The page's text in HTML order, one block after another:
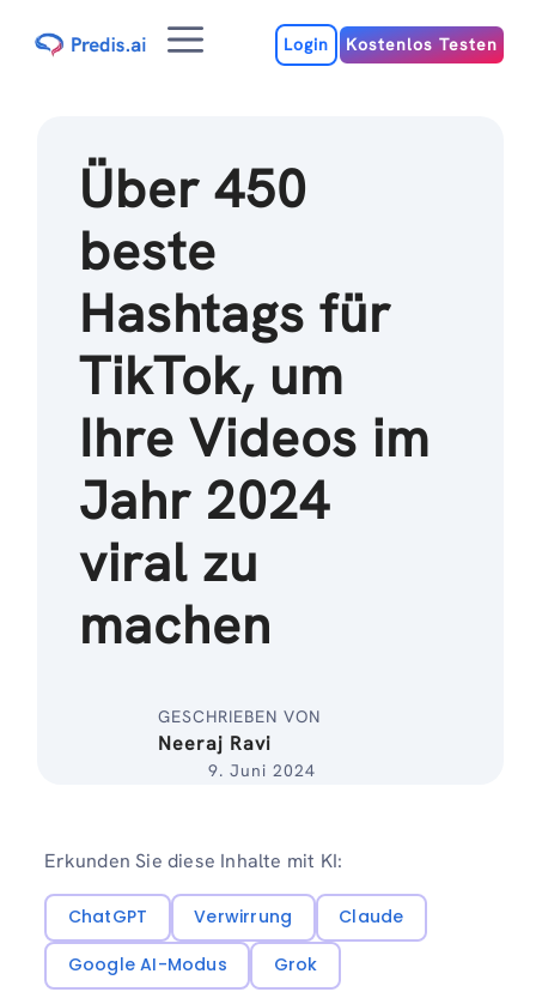
Inhalt
MenuLogin Kostenlos Testen
Über 450
beste
Hashtags für
TikTok, um
Ihre Videos im
Jahr 2024
viral zu
machen
GESCHRIEBEN VON
Neeraj Ravi
9. Juni 2024
Erkunden Sie diese Inhalte mit KI:
ChatGPT Verwirrung
Claude
Google AI-Modus
Grok